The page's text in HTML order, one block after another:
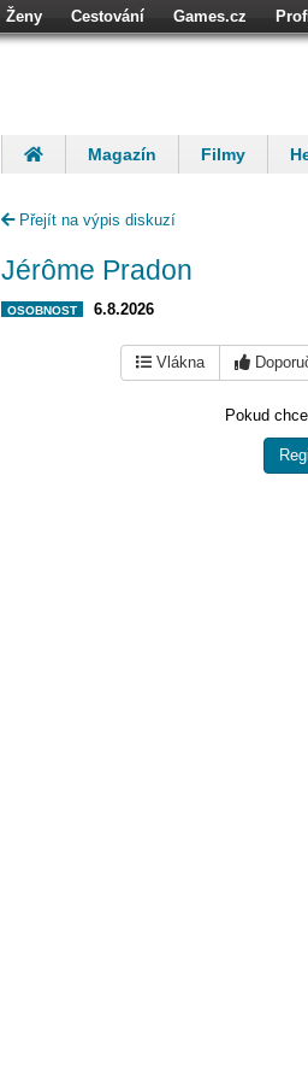
Ženy Cestování Games.cz
Magazín Filmy
Přejít na výpis diskuzí
Jérôme Pradon
OSOBNOST 6.8.2026
Vlákna
Pokud